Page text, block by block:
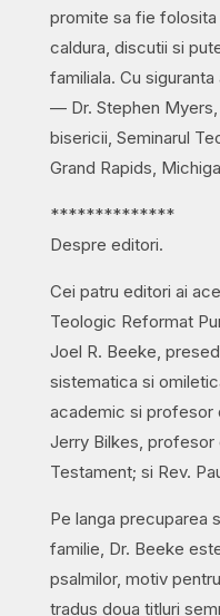
promite sa fie folosita
caldura, discutii si
familiala. Cu
— Dr. Stephen
bisericii, Seminarul
Grand Rapids,
**************
Despre editori.
Cei patru editori ai
Teologic Reformat
Joel R. Beeke,
sistematica si
academic si profesor
Jerry Bilkes, profesor
Testament; si Rev.
Pe langa precuparea
familie, Dr. Beeke
psalmilor, motiv
tradus doua titluri